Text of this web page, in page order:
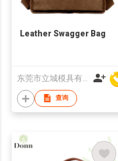
Leather Swagger Bag
查询